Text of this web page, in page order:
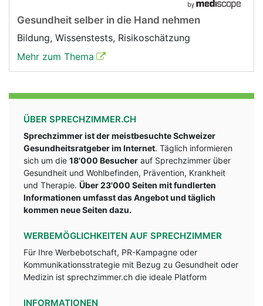
Gesundheit selber in die Hand nehmen
Bildung, Wissenstests, Risikoschätzung
Mehr zum Thema
ÜBER SPRECHZIMMER.CH
Sprechzimmer ist der meistbesuchte Schweizer
Gesundheitsratgeber im Internet. Täglich informieren
sich um die 18'000 Besucher auf Sprechzimmer über
Gesundheit und Wohlbefinden, Prävention, Krankheit
und Therapie. Über 23'000 Seiten mit fundlerten
Informationen umfasst das Angebot und täglich
kommen neue Seiten dazu.
WERBEMÖGLICHKEITEN AUF SPRECHZIMMER
Für Ihre Werbebotschaft, PR-Kampagne oder
Kommunikationsstrategie mit Bezug zu Gesundheit oder
Medizin ist sprechzimmer.ch die ideale Platform
INFORMATIONEN